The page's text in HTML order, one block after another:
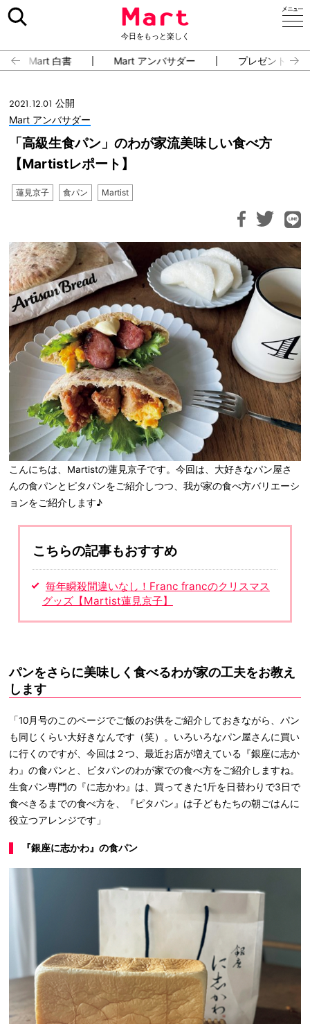
今日をもっと楽しく
Mart 白書 Mart アンバサダー プレゼント・イ
2021.12.01 公開
Mart アンバサダー
「高級生食パン」のわが家流美味しい食べ方
【Martistレポート】
蓮見京子 食パン Martist
こんにちは、Martistの蓮見京子です。今回は、大好きなパン屋さ
んの食パンとピタパンをご紹介しつつ、我が家の食べ方バリエーシ
ョンをご紹介します♪
こちらの記事もおすすめ
毎年瞬殺間違いなし！Franc francのクリスマス
グッズ【Martist蓮見京子】
パンをさらに美味しく食べるわが家の工夫をお教え
します
「10月号のこのページでご飯のお供をご紹介しておきながら、パン
も同じくらい大好きなんです（笑）。いろいろなパン屋さんに買い
に行くのですが、今回は２つ、最近お店が増えている『銀座に志か
わ』の食パンと、ピタパンのわが家での食べ方をご紹介しますね。
生食パン専門の『に志かわ』は、買ってきた1斤を日替わりで3日で
食べきるまでの食べ方を、『ピタパン』は子どもたちの朝ごはんに
役立つアレンジです」
『銀座に志かわ』の食パン